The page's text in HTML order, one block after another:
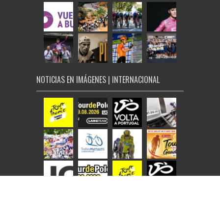
NOTICIAS EN IMÁGENES | INTERNACIONAL